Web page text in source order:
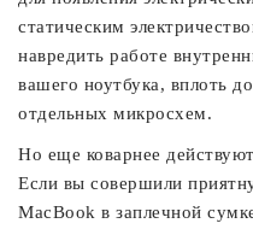
статическим
навредить работе
вашего ноутбука, вплоть
отдельных микросхем.
Но еще коварнее
Если вы совершили
MacBook в заплечной